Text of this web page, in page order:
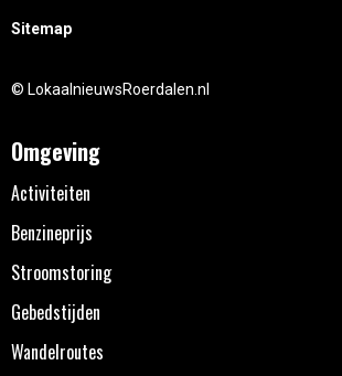
Sitemap
© LokaalnieuwsRoerdalen.nl
Omgeving
Activiteiten
Benzineprijs
Stroomstoring
Gebedstijden
Wandelroutes